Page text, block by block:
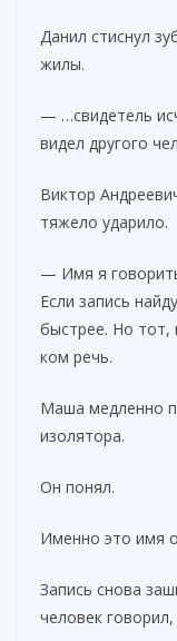
Данил стиснул
жилы.
— …свидетель
видел другого
Виктор
тяжело ударило.
— Имя я
Если запись
быстрее. Но тот,
ком речь.
Маша медленно
изолятора.
Он понял.
Именно это имя
Запись снова
человек